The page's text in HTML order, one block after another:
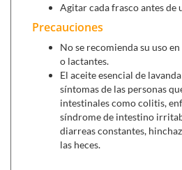
Agitar cada frasco antes de
Precauciones
No se recomienda su uso
o lactantes.
El aceite esencial de
síntomas de las personas
intestinales como colitis,
síndrome de intestino
diarreas constantes,
las heces.